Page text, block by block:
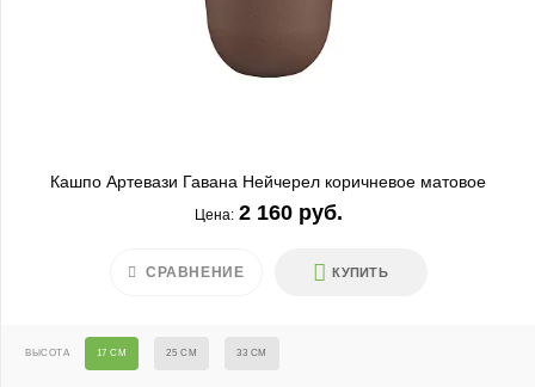
Кашпо Артевази Гавана Нейчерел коричневое матовое
Цена: 2 160 руб.
КУПИТЬ
СРАВНЕНИЕ
ВЫСОТА 17 СМ 25 СМ 33 СМ